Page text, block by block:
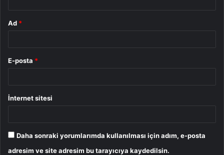
Ad *
E-posta *
İnternet sitesi
Daha sonraki yorumlarımda kullanılması için adım, e-posta
adresim ve site adresim bu tarayıcıya kaydedilsin.